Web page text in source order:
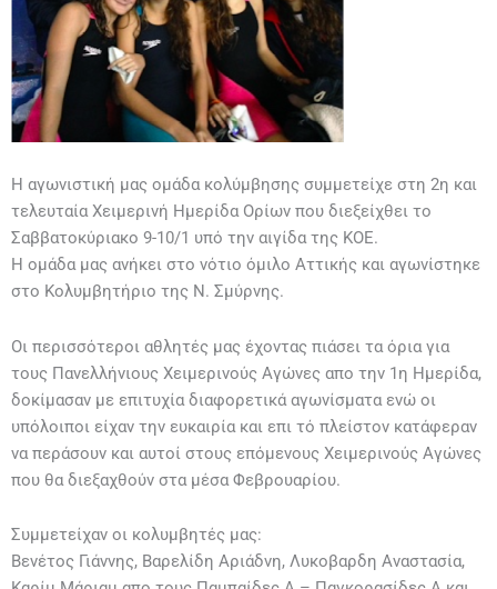
Η αγωνιστική μας ομάδα κολύμβησης συμμετείχε στη 2η και
τελευταία Χειμερινή Ημερίδα Ορίων που διεξείχθει το
Σαββατοκύριακο 9-10/1 υπό την αιγίδα της ΚΟΕ.
Η ομάδα μας ανήκει στο νότιο όμιλο Αττικής και αγωνίστηκε
στο Κολυμβητήριο της Ν. Σμύρνης.
Οι περισσότεροι αθλητές μας έχοντας πιάσει τα όρια για
τους Πανελλήνιους Χειμερινούς Αγώνες απο την 1η Ημερίδα,
δοκίμασαν με επιτυχία διαφορετικά αγωνίσματα ενώ οι
υπόλοιποι είχαν την ευκαιρία και επι τό πλείστον κατάφεραν
να περάσουν και αυτοί στους επόμενους Χειμερινούς Αγώνες
που θα διεξαχθούν στα μέσα Φεβρουαρίου.
Συμμετείχαν οι κολυμβητές μας:
Βενέτος Γιάννης, Βαρελίδη Αριάδνη, Λυκοβαρδη Αναστασία,